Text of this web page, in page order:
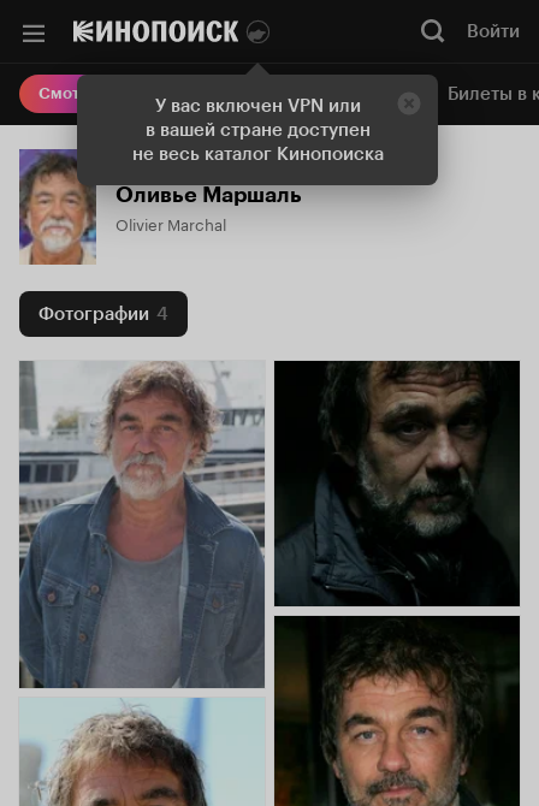
У вас включен VPN или
в вашей стране доступен
не весь каталог Кинопоиска
Войти
Смотреть кино Онлайн-кинотеатр Билеты в
Оливье Маршаль
Olivier Marchal
Фотографии 4